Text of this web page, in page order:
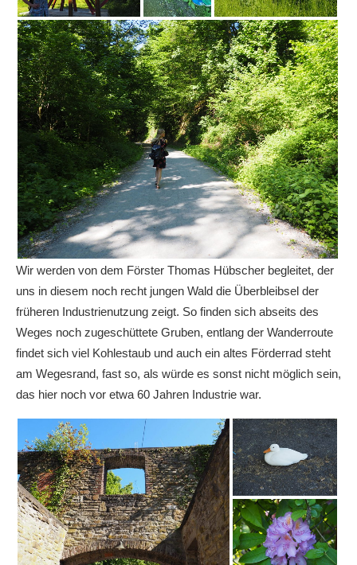
Wir werden von dem Förster Thomas Hübscher begleitet, der
uns in diesem noch recht jungen Wald die Überbleibsel der
früheren Industrienutzung zeigt. So finden sich abseits des
Weges noch zugeschüttete Gruben, entlang der Wanderroute
findet sich viel Kohlestaub und auch ein altes Förderrad steht
am Wegesrand, fast so, als würde es sonst nicht möglich sein,
das hier noch vor etwa 60 Jahren Industrie war.